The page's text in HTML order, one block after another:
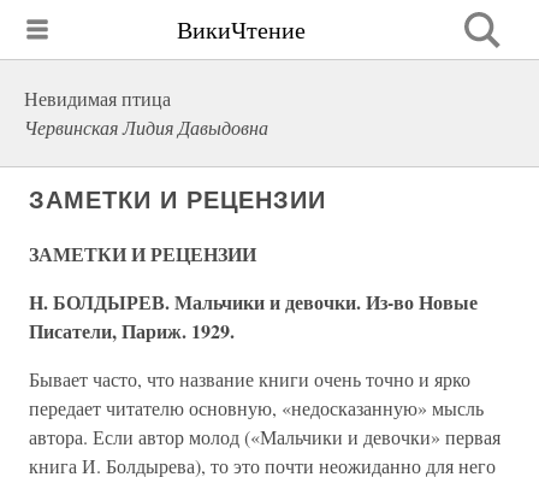
ВикиЧтение
Невидимая птица
Червинская Лидия Давыдовна
ЗАМЕТКИ И РЕЦЕНЗИИ
ЗАМЕТКИ И РЕЦЕНЗИИ
H. БОЛДЫРЕВ. Мальчики и девочки. Из-во Новые
Писатели, Париж. 1929.
Бывает часто, что название книги очень точно и ярко
передает читателю основную, «недосказанную» мысль
автора. Если автор молод («Мальчики и девочки» первая
книга И. Болдырева), то это почти неожиданно для него